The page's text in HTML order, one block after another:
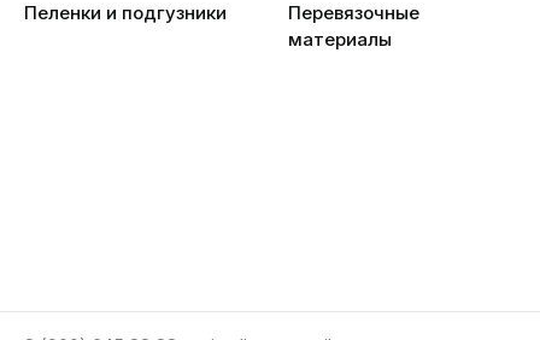
Пеленки и подгузники
Перевязочные
материалы